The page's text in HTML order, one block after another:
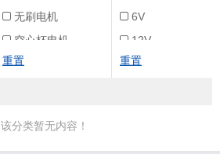
无刷电机
空心杯电机
重置
6V
12V
24V
重置
该分类暂无内容！